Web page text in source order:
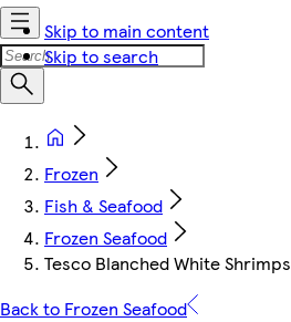
Skip to main content
Skip to search
Frozen
Fish & Seafood
Frozen Seafood
Tesco Blanched White
Back to Frozen Seafood